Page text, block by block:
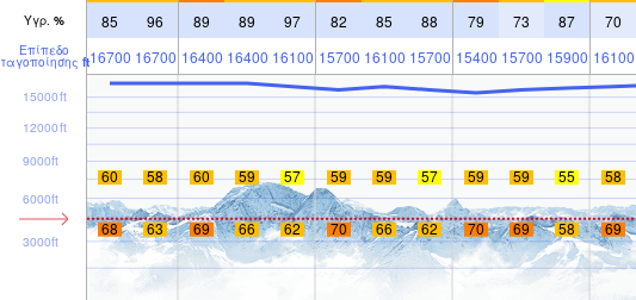
Υγρ. % 85 96 89 89 97 82 85 88 79 73 87 70
Επίπεδο
παγοποίησης ft16700 16700 16400 16400 16100 15700 16100 15700 15400 15700 15900 16100
3000ft
6000ft
9000ft
12000ft
15000ft
60 58 60 59 57 59 59 57 59 59 55 58
68 63 69 66 62 70 66 62 70 69 58 69